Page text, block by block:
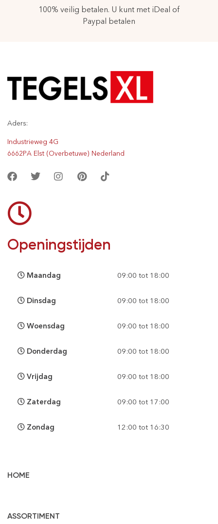
100% veilig betalen. U kunt met iDeal of
Paypal betalen
Aders:
Industrieweg 4G
6662PA Elst (Overbetuwe) Nederland
HOME
ASSORTIMENT
Openingstijden
Maandag 09:00 tot 18:00
Dinsdag 09:00 tot 18:00
Woensdag 09:00 tot 18:00
Donderdag 09:00 tot 18:00
Vrijdag 09:00 tot 18:00
Zaterdag 09:00 tot 17:00
Zondag 12:00 tot 16:30